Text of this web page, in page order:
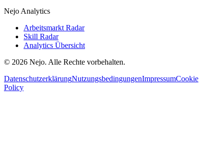
Nejo Analytics
Arbeitsmarkt Radar
Skill Radar
Analytics Übersicht
© 2026 Nejo. Alle Rechte vorbehalten.
DatenschutzerklärungNutzungsbedingungenImpressumCookie
Policy